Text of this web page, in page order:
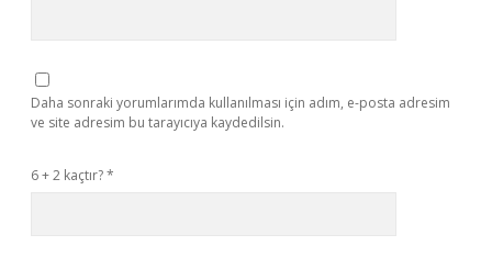
Daha sonraki yorumlarımda kullanılması için adım, e-posta adresim
ve site adresim bu tarayıcıya kaydedilsin.
6 + 2 kaçtır?*